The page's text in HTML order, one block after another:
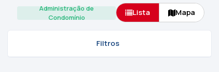
Administração de
Condomínio
Lista Mapa
Filtros